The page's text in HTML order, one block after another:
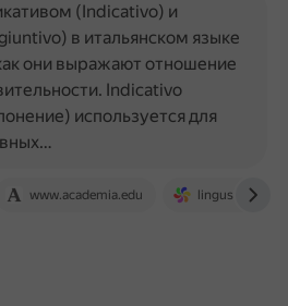
www.academia.edu lingust.ru
(Indicativo) и
в итальянском языке
они выражают отношение
Indicativo
используется для